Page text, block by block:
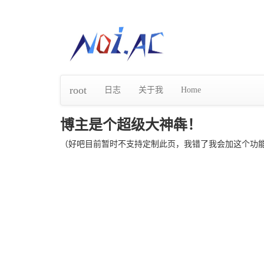
root 日志 关于我 Home
博主是个超级大神犇！
（好吧目前暂时不支持定制此页，我错了我会加这个功